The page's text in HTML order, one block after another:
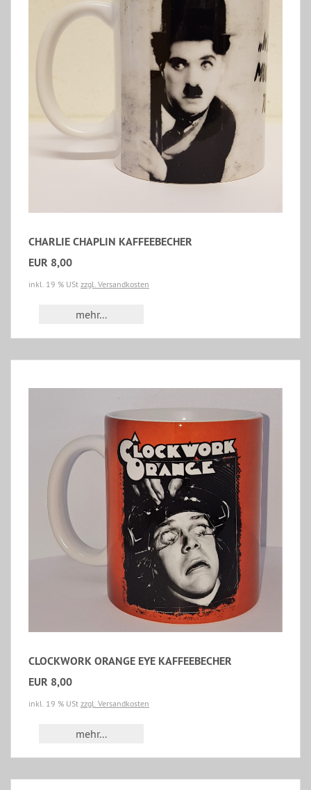
CHARLIE CHAPLIN KAFFEEBECHER
EUR 8,00
inkl. 19 % USt zzgl. Versandkosten
mehr...
CLOCKWORK ORANGE EYE KAFFEEBECHER
EUR 8,00
inkl. 19 % USt zzgl. Versandkosten
mehr...